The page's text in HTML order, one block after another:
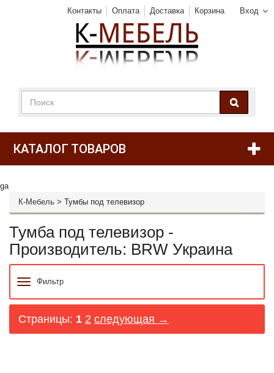
Вход
Контакты Оплата Доставка Корзина
КАТАЛОГ ТОВАРОВ
ga
К-Мебель > Тумбы под телевизор
Тумба под телевизор -
Производитель: BRW Украина
Фильтр
Страницы: 1 2 следующая →